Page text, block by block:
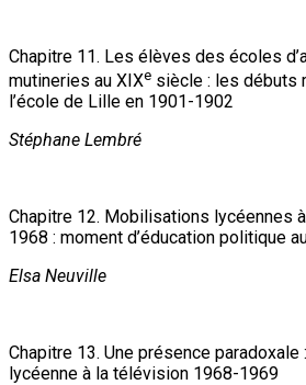
Chapitre 11. Les élèves des écoles
mutineries au XIXe siècle : les débuts
l’école de Lille en 1901-1902
Stéphane Lembré
Chapitre 12. Mobilisations lycéennes
1968 : moment d’éducation politique
Elsa Neuville
Chapitre 13. Une présence
lycéenne à la télévision 1968-1969